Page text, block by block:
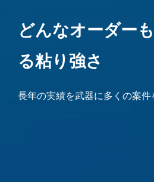
どんなオーダー
る粘り強さ
長年の実績を武器に多くの案件